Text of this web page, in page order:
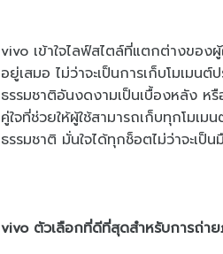
vivo เข้าใจไลฟ์สไตล์ที่แตกต่างขอ
อยู่เสมอ ไม่ว่าจะเป็นการเก็บโมเม
ธรรมชาติอันงดงามเป็นเบื้องหลัง ห
คู่ใจที่ช่วยให้ผู้ใช้สามารถเก็บทุกโมเ
ธรรมชาติ มั่นใจได้ทุกช็อตไม่ว่าจะเป็
vivo ตัวเลือกที่ดีที่สุดสำหรับการถ่า